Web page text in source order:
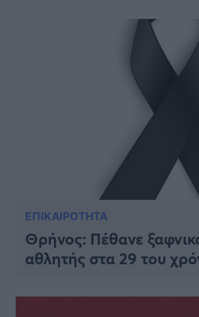
ΕΠΙΚΑΙΡΟΤΗΤΑ
Θρήνος: Πέθανε
αθλητής στα 29 του